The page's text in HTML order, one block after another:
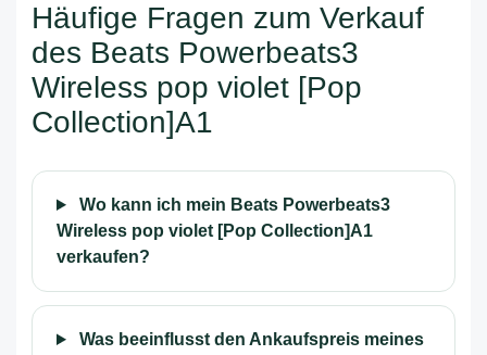
Häufige Fragen zum Verkauf
des Beats Powerbeats3
Wireless pop violet [Pop
Collection]A1
Wo kann ich mein Beats Powerbeats3
Wireless pop violet [Pop Collection]A1
verkaufen?
Was beeinflusst den Ankaufspreis meines